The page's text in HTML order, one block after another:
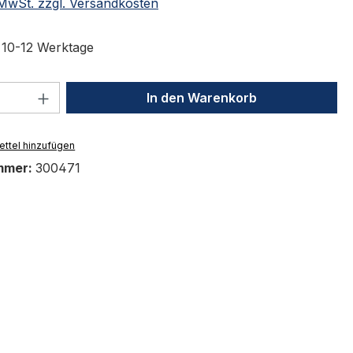
12 Werktage
Anzahl: Gib den gewünschten Wert
In den Warenkorb
hinzufügen
300471